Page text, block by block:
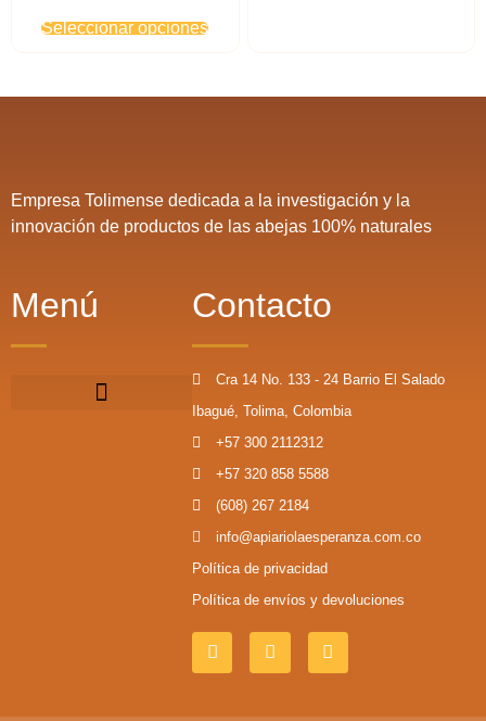
Seleccionar opciones
Empresa Tolimense dedicada a la investigación y la
innovación de productos de las abejas 100% naturales
Menú Contacto
Cra 14 No. 133 - 24 Barrio El Salado
Ibagué, Tolima, Colombia
+57 300 2112312
+57 320 858 5588
(608) 267 2184
info@apiariolaesperanza.com.co
Política de privacidad
Política de envíos y devoluciones